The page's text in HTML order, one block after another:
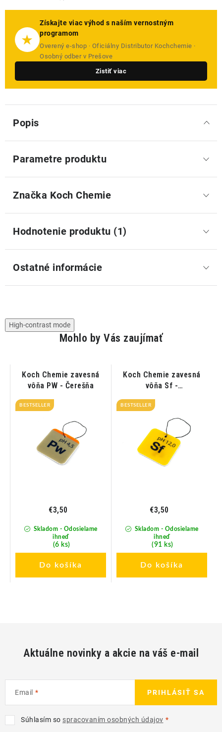
★
Získajte viac výhod s naším vernostným
programom
Overený e-shop · Oficiálny Distributor Kochchemie ·
Osobný odber v Prešove
Zistiť viac
Popis
Parametre produktu
Značka Koch Chemie
Hodnotenie produktu (1)
Ostatné informácie
High-contrast mode
Mohlo by Vás zaujímať
Koch Chemie zavesná
vôňa PW - Čerešňa
BESTSELLER
Skladom - Odosielame
ihneď
(6 ks)
€3,50
Do košíka
Koch Chemie zavesná
vôňa Sf -
BESTSELLER
Skladom - Odosielame
ihneď
(91 ks)
€3,50
Do košíka
Aktuálne novinky a akcie na váš e-mail
Email
Súhlasím so spracovaním osobných údajov
PRIHLÁSIŤ SA